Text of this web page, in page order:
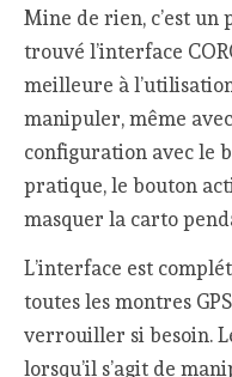
Mine de rien, c’est un
trouvé l’interface
meilleure à
manipuler, même
configuration avec le
pratique, le bouton
masquer la carto
L’interface est
toutes les montres
verrouiller si besoin.
lorsqu’il s’agit de